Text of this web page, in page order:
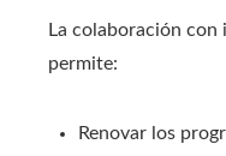
La colaboración
permite:
Renovar los